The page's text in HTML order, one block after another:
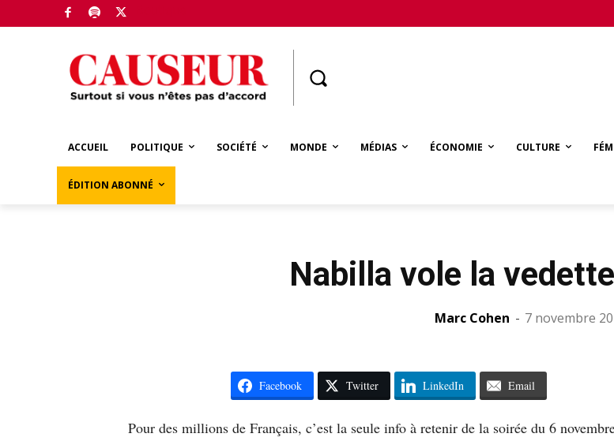
ACCUEIL POLITIQUE SOCIÉTÉ MONDE MÉDIAS ÉCONOMIE CULTURE
ÉDITION ABONNÉ
Nabilla vole la
Marc Cohen - 7 novembre
Facebook Twitter LinkedIn Email
Pour des millions de Français, c’est la seule info à retenir de la soirée du 6